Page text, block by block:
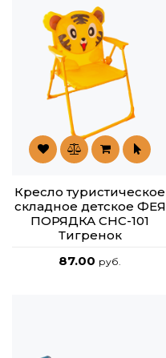
Кресло туристическое
складное детское ФЕЯ
ПОРЯДКА CHC-101
Тигренок
87.00 руб.